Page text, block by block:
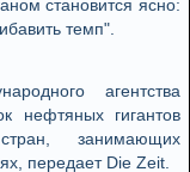
становится ясно:
темп".
агентства
нефтяных гигантов
занимающих
передает Die Zeit.